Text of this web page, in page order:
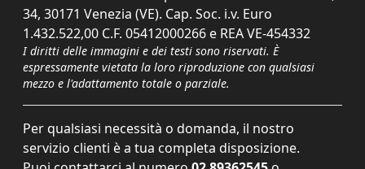
34, 30171 Venezia (VE). Cap. Soc. i.v. Euro
1.432.522,00 C.F. 05412000266 e REA VE-454332
I diritti delle immagini e dei testi sono riservati. È
espressamente vietata la loro riproduzione con qualsiasi
mezzo e l'adattamento totale o parziale.
Per qualsiasi necessità o domanda, il nostro
servizio clienti è a tua completa disposizione.